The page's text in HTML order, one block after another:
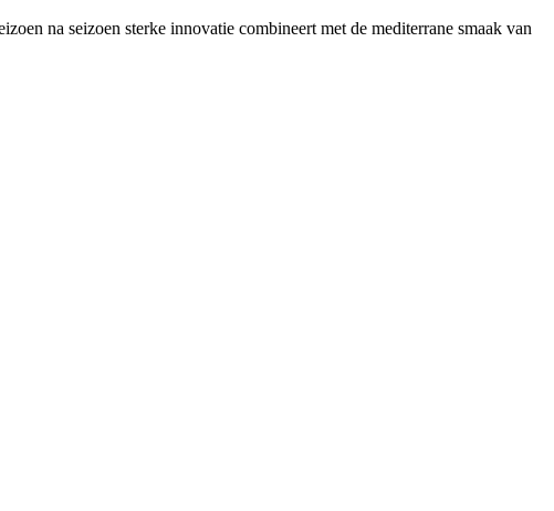
na seizoen sterke innovatie combineert met de mediterrane smaak van